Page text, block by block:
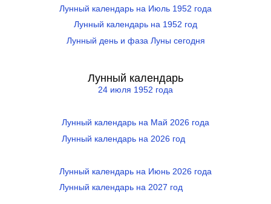
Лунный календарь на Июль 1952 года
Лунный календарь на 1952 год
Лунный день и фаза Луны сегодня
Лунный календарь
24 июля 1952 года
Лунный календарь на Май 2026 года
Лунный календарь на 2026 год
Лунный календарь на Июнь 2026 года
Лунный календарь на 2027 год